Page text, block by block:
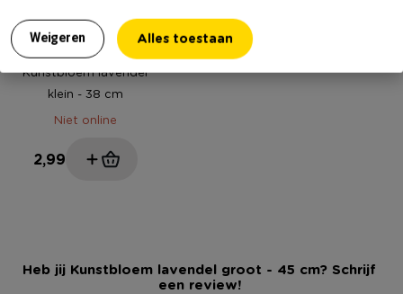
Weigeren Alles toestaan
Kunstbloem lavendel
klein - 38 cm
Niet online
2,99
Heb jij Kunstbloem lavendel groot - 45 cm? Schrijf
een review!